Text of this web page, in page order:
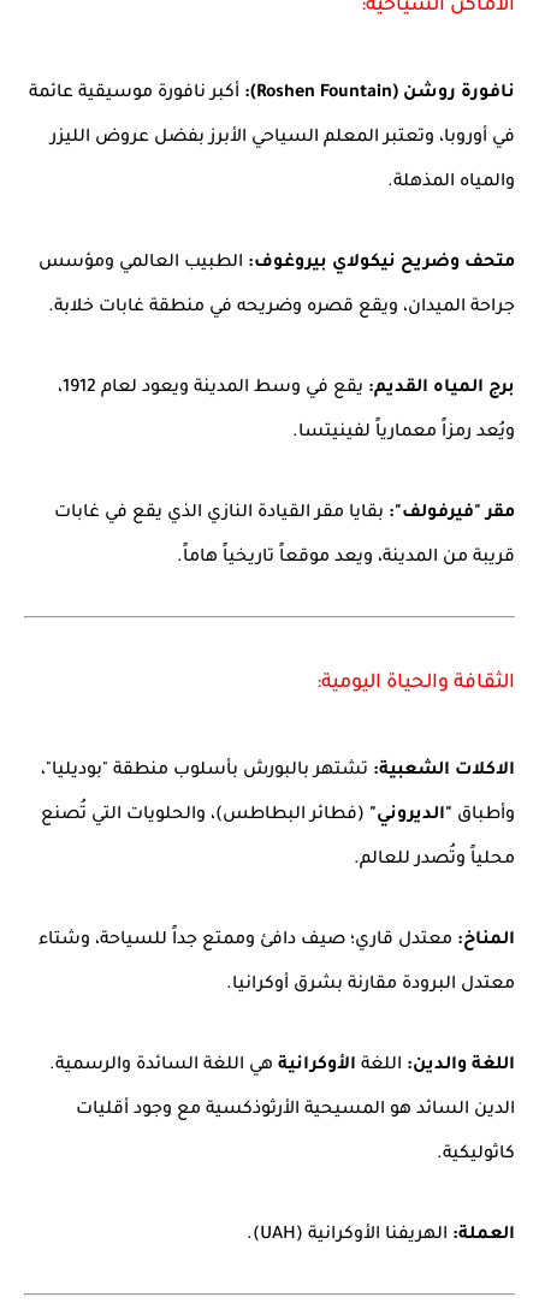
الأماكن السياحية:
نافورة روشن (Roshen Fountain): أكبر نافورة موسيقية عائمة
في أوروبا، وتعتبر المعلم السياحي الأبرز بفضل عروض الليزر
والمياه المذهلة.
متحف وضريح نيكولاي بيروغوف: الطبيب العالمي ومؤسس
جراحة الميدان، ويقع قصره وضريحه في منطقة غابات خلابة.
برج المياه القديم: يقع في وسط المدينة ويعود لعام 1912،
ويُعد رمزاً معمارياً لفينيتسا.
مقر "فيرفولف": بقايا مقر القيادة النازي الذي يقع في غابات
قريبة من المدينة، ويعد موقعاً تاريخياً هاماً.
الثقافة والحياة اليومية:
الاكلات الشعبية: تشتهر بالبورش بأسلوب منطقة "بوديليا"،
وأطباق "الديروني" (فطائر البطاطس)، والحلويات التي تُصنع
محلياً وتُصدر للعالم.
المناخ: معتدل قاري؛ صيف دافئ وممتع جداً للسياحة، وشتاء
معتدل البرودة مقارنة بشرق أوكرانيا.
اللغة والدين: اللغة الأوكرانية هي اللغة السائدة والرسمية.
الدين السائد هو المسيحية الأرثوذكسية مع وجود أقليات
كاثوليكية.
العملة: الهريفنا الأوكرانية (UAH).